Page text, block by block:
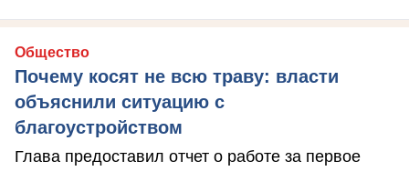
Общество
Почему косят не всю траву: власти
объяснили ситуацию с
благоустройством
Глава предоставил отчет о работе за первое